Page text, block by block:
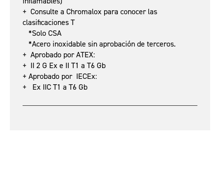
+ Consulte a Chromalox para conocer las
clasificaciones T
*Solo CSA
*Acero inoxidable sin aprobación de terceros.
+ Aprobado por ATEX:
+ II 2 G Ex e II T1 a T6 Gb
+ Aprobado por IECEx:
+ Ex IIC T1 a T6 Gb